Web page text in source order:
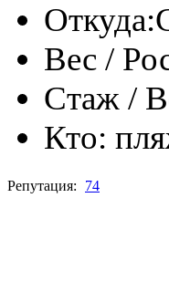
Откуда:
Вес /
Стаж /
Кто:
Репутация: 74